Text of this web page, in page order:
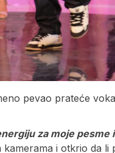
pevao prateće
za moje
i otkrio da